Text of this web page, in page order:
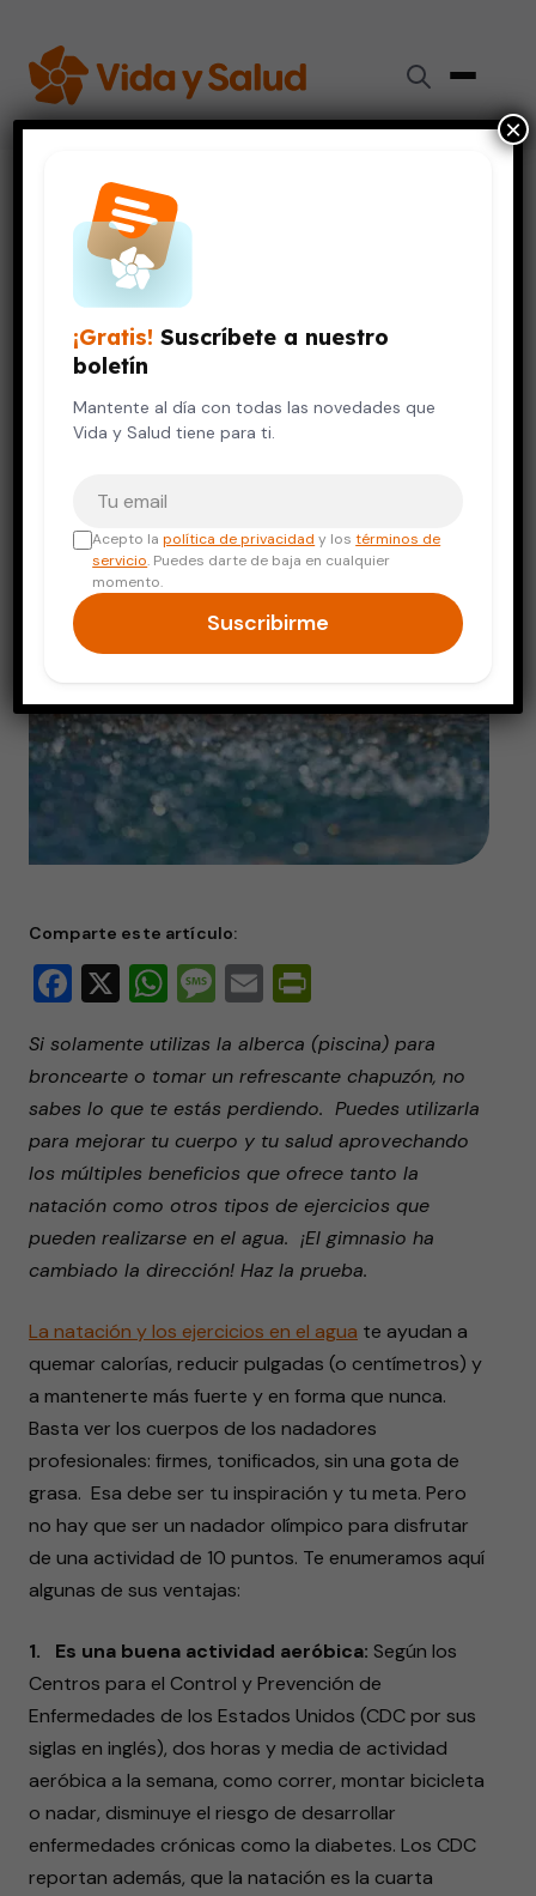
Vida Saludable
10 buenas razones para nadar y hacer ejercicio en el agua
VIDA SALUDABLE
10 buenas razones para nadar
y hacer ejercicio en el agua
5 de octubre, 2020 6 min de lectura
Comparte este artículo:
Facebook
X WhatsApp
Message
Email
Si solamente utilizas la alberca (piscina) para
broncearte o tomar un refrescante chapuzón, no
sabes lo que te estás perdiendo. Puedes utilizarla
para mejorar tu cuerpo y tu salud aprovechando
los múltiples beneficios que ofrece tanto la
natación como otros tipos de ejercicios que
pueden realizarse en el agua. ¡El gimnasio ha
cambiado la dirección! Haz la prueba.
La natación y los ejercicios en el agua te ayudan a
quemar calorías, reducir pulgadas (o centímetros) y
a mantenerte más fuerte y en forma que nunca.
Basta ver los cuerpos de los nadadores
profesionales: firmes, tonificados, sin una gota de
grasa. Esa debe ser tu inspiración y tu meta. Pero
no hay que ser un nadador olímpico para disfrutar
de una actividad de 10 puntos. Te enumeramos aquí
algunas de sus ventajas:
1. Es una buena actividad aeróbica: Según los
Centros para el Control y Prevención de
Enfermedades de los Estados Unidos (CDC por sus
siglas en inglés), dos horas y media de actividad
aeróbica a la semana, como correr, montar bicicleta
o nadar, disminuye el riesgo de desarrollar
enfermedades crónicas como la diabetes. Los CDC
reportan además, que la natación es la cuarta
¡Gratis! Suscríbete a nuestro
boletín
Mantente al día con todas las novedades que
Vida y Salud tiene para ti.
Acepto lapolítica de privacidad y lostérminos de
servicio. Puedes darte de baja en cualquier
momento.
Suscribirme
×